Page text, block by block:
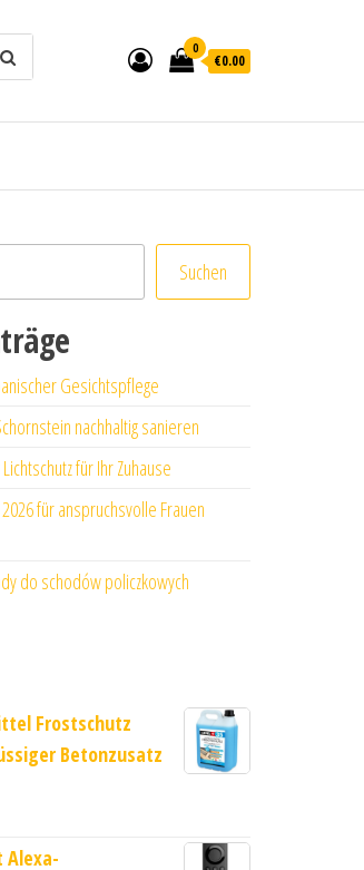
0
€0.00
Suchen
Gesichtspflege
nachhaltig sanieren
für Ihr Zuhause
für anspruchsvolle Frauen
do schodów policzkowych
Frostschutz
Betonzusatz
Alexa-